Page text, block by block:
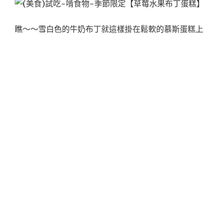
瞧～～雪白色的牛奶布丁就這樣掛在鬆軟的慕斯蛋糕上